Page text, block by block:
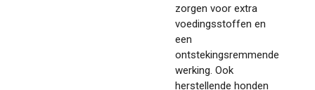
zorgen voor extra
voedingsstoffen en
een
ontstekingsremmende
werking. Ook
herstellende honden